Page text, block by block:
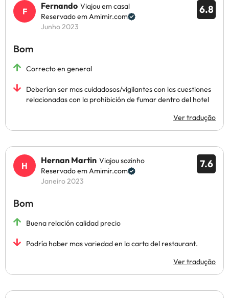
6.8
Fernando Viajou em casal
Reservado em Amimir.com
Junho 2023
Bom
Correcto en general
Deberían ser mas cuidadosos/vigilantes con las cuestiones
relacionadas con la prohibición de fumar dentro del hotel
Ver tradução
7.6
Hernan Martin Viajou sozinho
Reservado em Amimir.com
Janeiro 2023
Bom
Buena relación calidad precio
Podría haber mas variedad en la carta del restaurant.
Ver tradução